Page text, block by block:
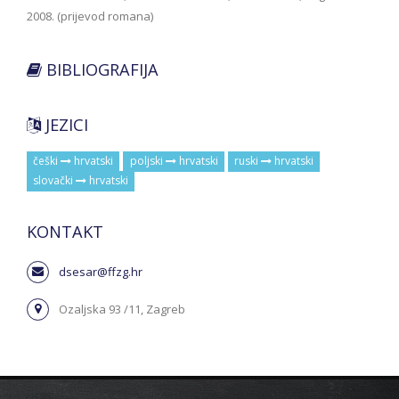
2008. (prijevod romana)
BIBLIOGRAFIJA
JEZICI
češki hrvatski poljski hrvatski ruski
hrvatski
slovački
hrvatski
KONTAKT
dsesar@ffzg.hr
Ozaljska 93 /11, Zagreb